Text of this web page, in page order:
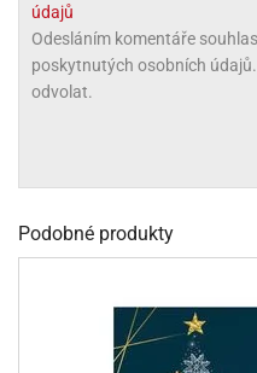
údajů
Odesláním komentáře
poskytnutých osobních
odvolat.
Podobné produkty